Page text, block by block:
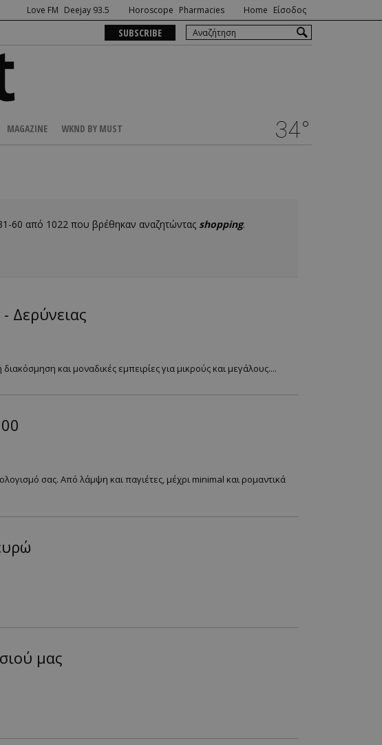
Love FM Deejay 93.5 Horoscope Pharmacies Home Είσοδος
SUBSCRIBE
MAGAZINE WKND BY MUST 34°
60 από 1022 που βρέθηκαν αναζητώντας shopping.
Δερύνειας
και μοναδικές εμπειρίες για μικρούς και μεγάλους....
σας. Από λάμψη και παγιέτες, μέχρι minimal και ρομαντικά
μας